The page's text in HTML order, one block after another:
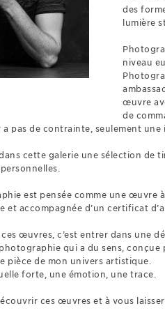
des
lumière
niveau
œuvre
de
a pas de contrainte, seulement
cette galerie une sélection de
est pensée comme une œuvre
et accompagnée d’un certificat
œuvres, c’est entrer dans une
qui a du sens,
pièce de mon univers artistique.
forte, une émotion, une trace.
ces œuvres et à vous